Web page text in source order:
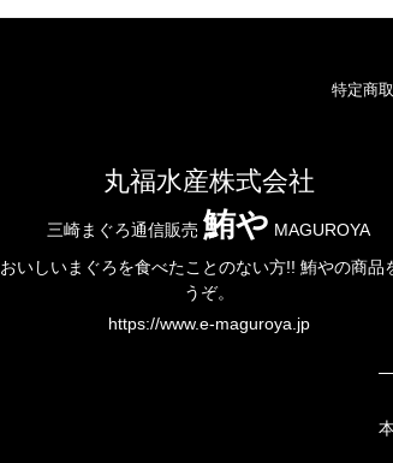
特定商
丸福水産株式会社
三崎まぐろ通信販売 鮪や MAGUROYA
おいしいまぐろを食べたことのない方!! 鮪やの商品
うぞ。
https://www.e-maguroya.jp